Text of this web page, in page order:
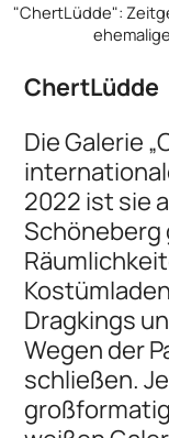
"ChertLüdde":
ChertLüdde
Die Galerie
2022 ist sie
Schöneberg
Dragkings
Wegen der
schließen.